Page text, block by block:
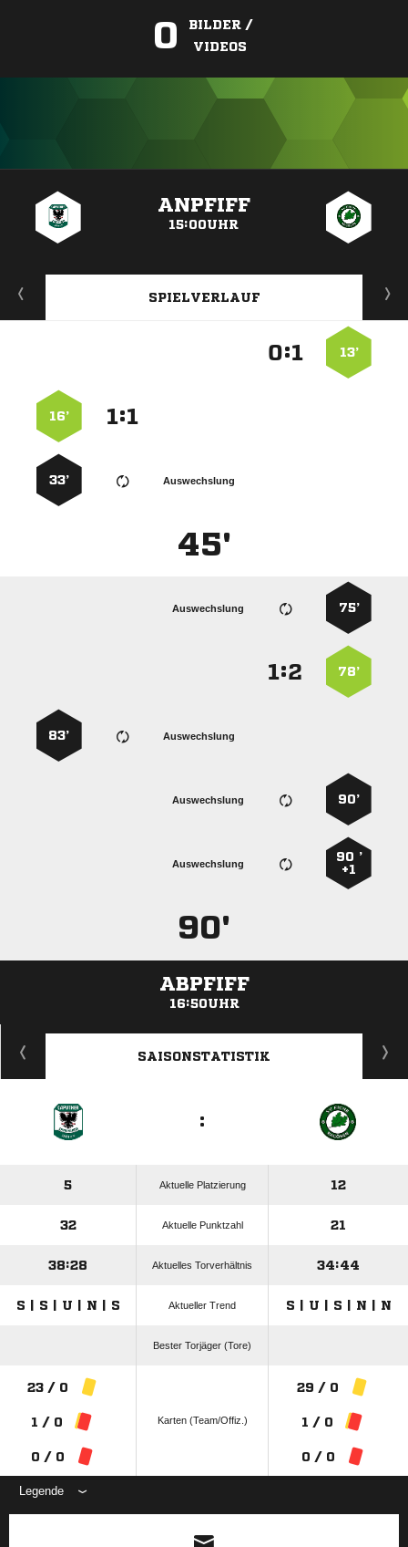
0
BILDER /
VIDEOS
ANPFIFF
15:00UHR
SPIELVERLAUF
13’
:
:
16’
Auswechslung
33’
45'
75’
Auswechslung
78’
:
Auswechslung
83’
90’
Auswechslung
90 ’
+1
Auswechslung
90'
ABPFIFF
16:50UHR
ANZEIGE
SAISONSTATISTIK
:
5 Aktuelle Platzierung 12
32 Aktuelle Punktzahl 21
38:28 Aktuelles Torverhältnis 34:44
S | S | U | N | S Aktueller Trend S | U | S | N | N
Bester Torjäger (Tore)
23 / 0
1 / 0
0 / 0
Karten (Team/Offiz.)
29 / 0
1 / 0
0 / 0
Legende
ANZEIGE